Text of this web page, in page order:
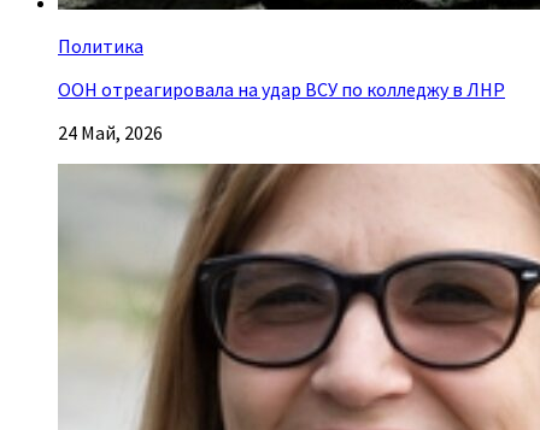
Политика
ООН отреагировала на удар ВСУ по колледжу в ЛНР
24 Май, 2026